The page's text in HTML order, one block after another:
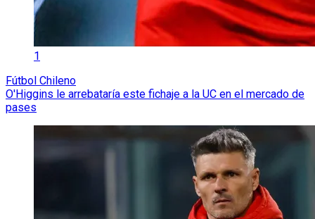
1
Fútbol Chileno
O'Higgins le arrebataría este fichaje a la UC en el mercado de
pases